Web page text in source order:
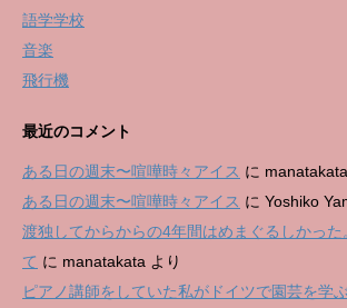
語学学校
音楽
飛行機
最近のコメント
ある日の週末〜喧嘩時々アイス に manatakata
ある日の週末〜喧嘩時々アイス に Yoshiko
渡独してからからの4年間はめまぐるしかっ
て に manatakata より
ピアノ講師をしていた私がドイツで園芸を学